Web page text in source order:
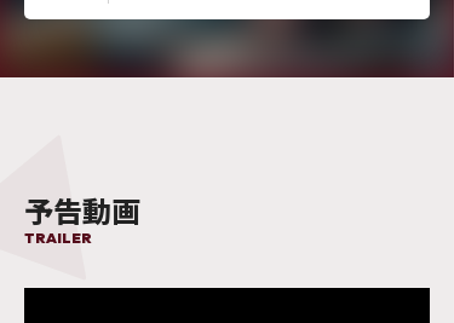
予告動画
TRAILER